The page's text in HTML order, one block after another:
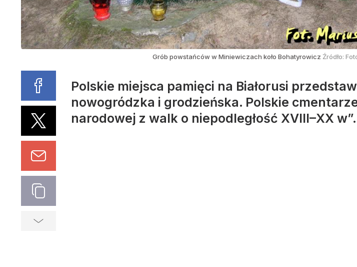
Grób powstańców w Miniewiczach koło Bohatyrowicz Źródło:
Polskie miejsca pamięci na Białorusi
nowogródzka i grodzieńska. Polskie
narodowej z walk o niepodległość XVIII–XX w”.